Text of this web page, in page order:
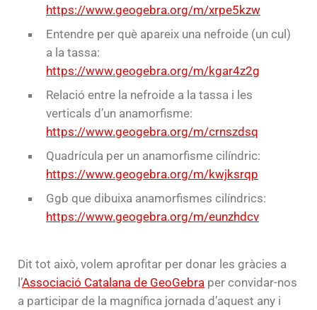
https://www.geogebra.org/m/xrpe5kzw
Entendre per què apareix una nefroide (un cul)
a la tassa:
https://www.geogebra.org/m/kgar4z2g
Relació entre la nefroide a la tassa i les
verticals d’un anamorfisme:
https://www.geogebra.org/m/crnszdsq
Quadrícula per un anamorfisme cilíndric:
https://www.geogebra.org/m/kwjksrqp
Ggb que dibuixa anamorfismes cilíndrics:
https://www.geogebra.org/m/eunzhdcv
Dit tot això, volem aprofitar per donar les gràcies a
l’Associació Catalana de GeoGebra per convidar-nos
a participar de la magnífica jornada d’aquest any i